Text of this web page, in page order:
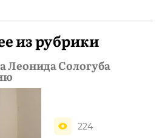
из рубрики
Леонида Сологуба
224